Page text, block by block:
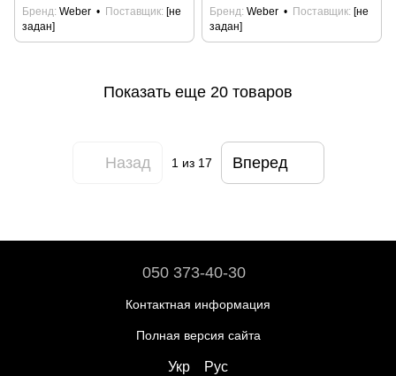
Бренд Weber Поставщик [не
задан]
Бренд Weber Поставщик [не
задан]
Показать еще 20 товаров
Назад 1 из 17 Вперед
050 373-40-30
Контактная информация
Полная версия сайта
Укр Рус